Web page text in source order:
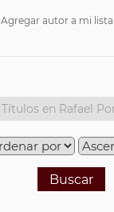
Agregar autor a mi
Buscar